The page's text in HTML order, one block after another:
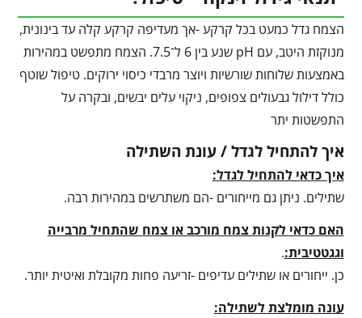
הצמח גדל כמעט בכל קרקע -אך מעדיפה קרקע קלה עד בינונית,
מנוקזת היטב, עם pH שנע בין 6 ל־7.5. הצמח מתפשט במהירות
באמצעות שלוחות שורשיות ויוצר מרבדי כיסוי ירוקים. טיפול שוטף
כולל דילול גבעולים צפופים, ניקוי עלים יבשים, ובקרה על
התפשטות יתר
איך להתחיל לגדל / עונת השתילה
איך כדאי להתחיל לגדל:
שתילים. ניתן גם מייחורים -הם משתרשים במהירות רבה.
האם כדאי לקנות צמח מורכב או צמח שהתחיל מרבייה
וגגטטיבית:.
כן. ייחורים או שתילים עדיפים -זריעה פחות מקובלת ואיטית יותר.
עונה מומלצת לשתילה: